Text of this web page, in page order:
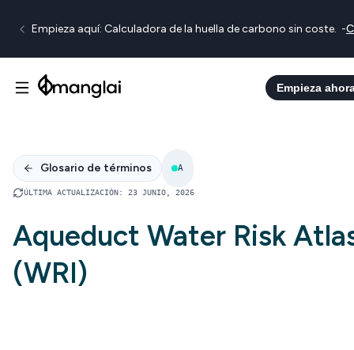
Empieza aquí: Calculadora de la huella de carbono sin coste. -
Empieza
Glosario de términos A
ÚLTIMA ACTUALIZACIÓN: 23 JUNIO, 2026
Aqueduct Water Risk
(WRI)